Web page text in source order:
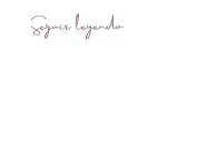
Seguir leyendo